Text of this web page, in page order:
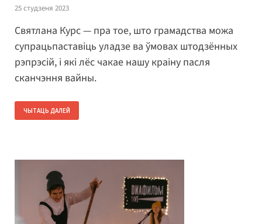
25 студзеня 2023
Святлана Курс — пра тое, што грамадства можа
супрацьпаставіць уладзе ва ўмовах штодзённых
рэпрэсій, і які лёс чакае нашу краіну пасля
сканчэння вайны.
ЧЫТАЦЬ ДАЛЕЙ